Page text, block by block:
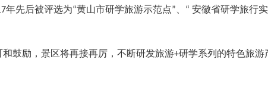
年先后被评选为“黄山市研学旅游示范点”、“ 安徽省研学旅行实
鼓励，景区将再接再厉，不断研发旅游+研学系列的特色旅游